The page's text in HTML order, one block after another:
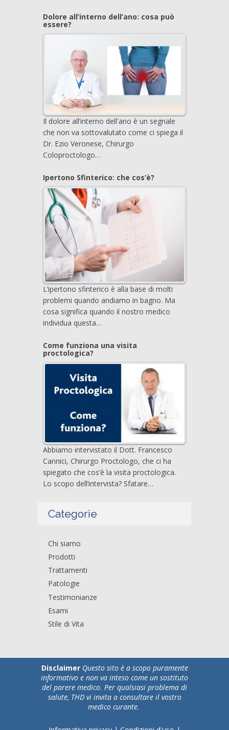
Dolore all’interno dell’ano: cosa può
essere?
Il dolore all’interno dell'ano è un segnale
che non va sottovalutato come ci spiega il
Dr. Ezio Veronese, Chirurgo
Coloproctologo…
Ipertono Sfinterico: che cos’è?
L’ipertono sfinterico è alla base di molti
problemi quando andiamo in bagno. Ma
cosa significa quando il nostro medico
individua questa…
Come funziona una visita
proctologica?
Abbiamo intervistato il Dott. Francesco
Cannici, Chirurgo Proctologo, che ci ha
spiegato che cos’è la visita proctologica.
Lo scopo dell’intervista? Sfatare…
Categorie
Chi siamo
Prodotti
Trattamenti
Patologie
Testimonianze
Esami
Stile di Vita
Disclaimer Questo sito è a scopo puramente
informativo e non va inteso come un sostituto
del parere medico. Per qualsiasi problema di
salute, THD vi invita a consultare il vostro
medico curante.